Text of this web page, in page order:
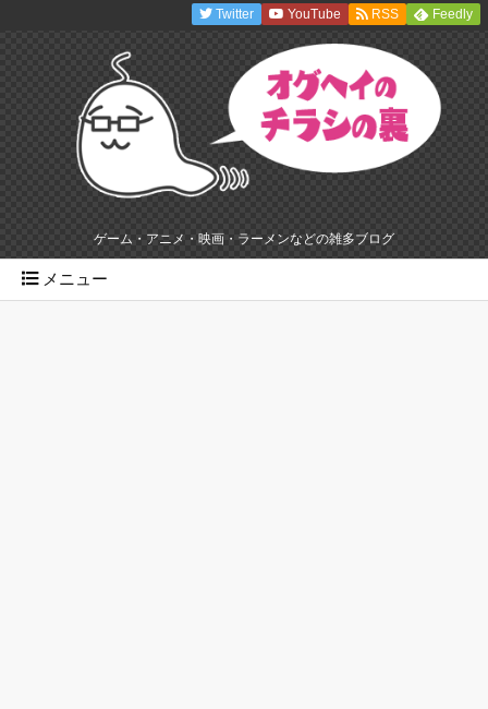
ゲーム・アニメ・映画・ラーメンなどの雑多ブログ
メニュー
Twitter YouTube RSS Feedly